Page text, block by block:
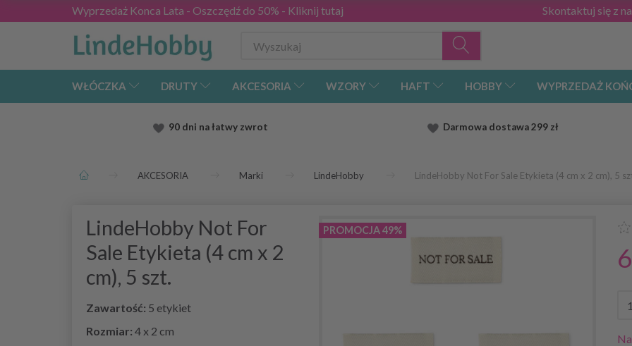
Wyprzedaż Konca Lata - Oszczędź do 50% - Kliknij tutaj Skontaktuj się z
WŁÓCZKA DRUTY AKCESORIA WZORY HAFT HOBBY WYPRZEDAŻ
90 dni na łatwy zwrot Darmowa dostawa299 zł
AKCESORIA Marki LindeHobby LindeHobby Not For Sale Etykieta (4 cm x 2 cm), 5
LindeHobby Not For
Sale Etykieta (4 cm x 2
cm), 5 szt.
Zawartość: 5 etykiet
Rozmiar: 4 x 2 cm
PROMOCJA 49%